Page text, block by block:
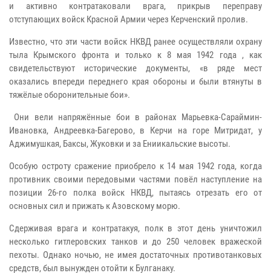
и активно контратаковали врага, прикрыв переправу
отступающих войск Красной Армии через Керченский пролив.
Известно, что эти части войск НКВД ранее осуществляли охрану
тыла Крымского фронта и только к 8 мая 1942 года , как
свидетельствуют исторические документы, «в ряде мест
оказались впереди переднего края обороны и были втянуты в
тяжёлые оборонительные бои».
Они вели напряжённые бои в районах Марьевка-Сараймин-
Ивановка, Андреевка-Багерово, в Керчи на горе Митридат, у
Аджимушкая, Баксы, Жуковки и за Ениикальские высоты.
Особую остроту сражение приобрело к 14 мая 1942 года, когда
противник своими передовыми частями повёл наступление на
позиции 26-го полка войск НКВД, пытаясь отрезать его от
основных сил и прижать к Азовскому морю.
Сдерживая врага и контратакуя, полк в этот день уничтожил
несколько гитлеровских танков и до 250 человек вражеской
пехоты. Однако ночью, не имея достаточных противотанковых
средств, был вынужден отойти к Булганаку.